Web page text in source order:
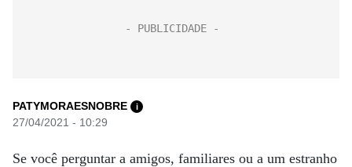
PATYMORAESNOBRE i
27/04/2021 - 10:29
Se você perguntar a amigos, familiares ou a um estranho